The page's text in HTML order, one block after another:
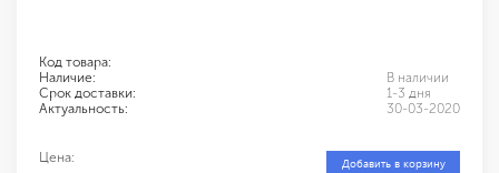
Код товара:
Наличие:
В наличии
Срок доставки:
1-3 дня
Актуальность:
30-03-2020
Цена:
Добавить в корзину